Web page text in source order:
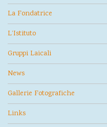
La Fondatrice
L’Istituto
Gruppi Laicali
News
Gallerie Fotografiche
Links